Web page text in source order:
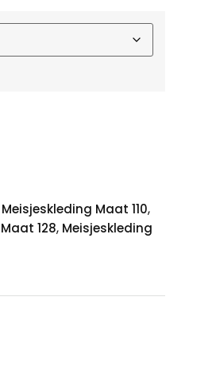
Meisjeskleding Maat 110,
128, Meisjeskleding